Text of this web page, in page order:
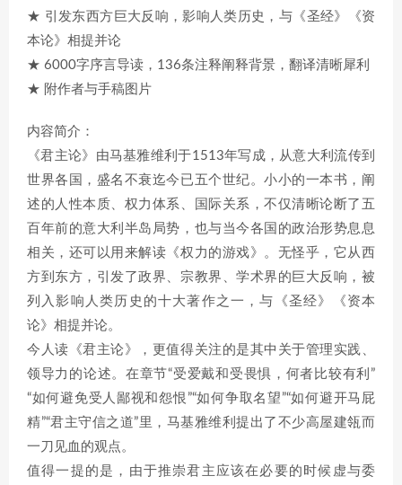
★ 引发东西方巨大反响，影响人类历史，与《圣经》《资
本论》相提并论
★ 6000字序言导读，136条注释阐释背景，翻译清晰犀利
★ 附作者与手稿图片
内容简介：
《君主论》由马基雅维利于1513年写成，从意大利流传到
世界各国，盛名不衰迄今已五个世纪。小小的一本书，阐
述的人性本质、权力体系、国际关系，不仅清晰论断了五
百年前的意大利半岛局势，也与当今各国的政治形势息息
相关，还可以用来解读《权力的游戏》。无怪乎，它从西
方到东方，引发了政界、宗教界、学术界的巨大反响，被
列入影响人类历史的十大著作之一，与《圣经》《资本
论》相提并论。
今人读《君主论》，更值得关注的是其中关于管理实践、
领导力的论述。在章节“受爱戴和受畏惧，何者比较有利”
“如何避免受人鄙视和怨恨”“如何争取名望”“如何避开马屁
精”“君主守信之道”里，马基雅维利提出了不少高屋建瓴而
一刀见血的观点。
值得一提的是，由于推崇君主应该在必要的时候虚与委